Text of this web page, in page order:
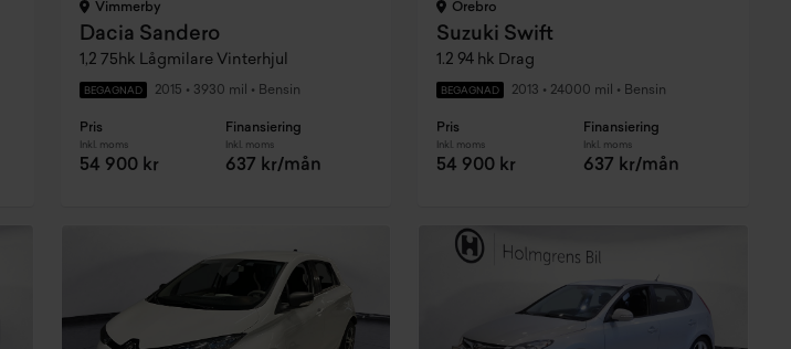
Vimmerby
Dacia Sandero
1,2 75hk Lågmilare Vinterhjul
BEGAGNAD 2015 • 3930 mil • Bensin
Pris
Inkl. moms
54 900 kr
Finansiering
Inkl. moms
637 kr/mån
Örebro
Suzuki Swift
1.2 94 hk Drag
BEGAGNAD 2013 • 24000 mil • Bensin
Pris
Inkl. moms
54 900 kr
Finansiering
Inkl. moms
637 kr/mån